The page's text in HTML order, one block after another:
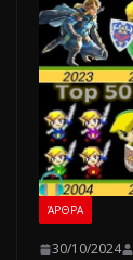
ΆΡΘΡΑ
30/10/2024